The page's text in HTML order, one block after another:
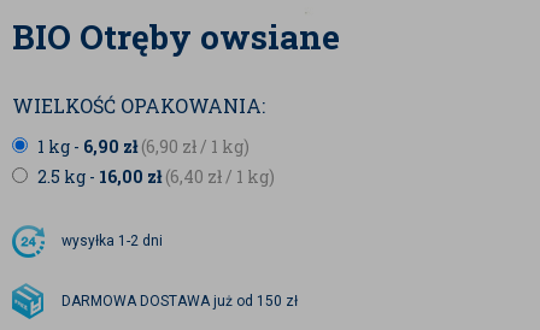
BIO Otręby owsiane
WIELKOŚĆ OPAKOWANIA:
1 kg - 6,90 zł(6,90 zł / 1 kg)
2.5 kg - 16,00 zł(6,40 zł / 1 kg)
wysyłka 1-2 dni
DARMOWA DOSTAWA już od 150 zł